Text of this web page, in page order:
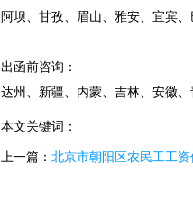
阿坝、甘孜、眉山、雅安、宜宾
出函前咨询：
达州、新疆、内蒙、吉林、安徽
本文关键词：
上一篇： 北京市朝阳区农民工工